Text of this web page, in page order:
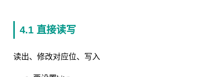
4.1 直接读写
读出、修改对应位、写入